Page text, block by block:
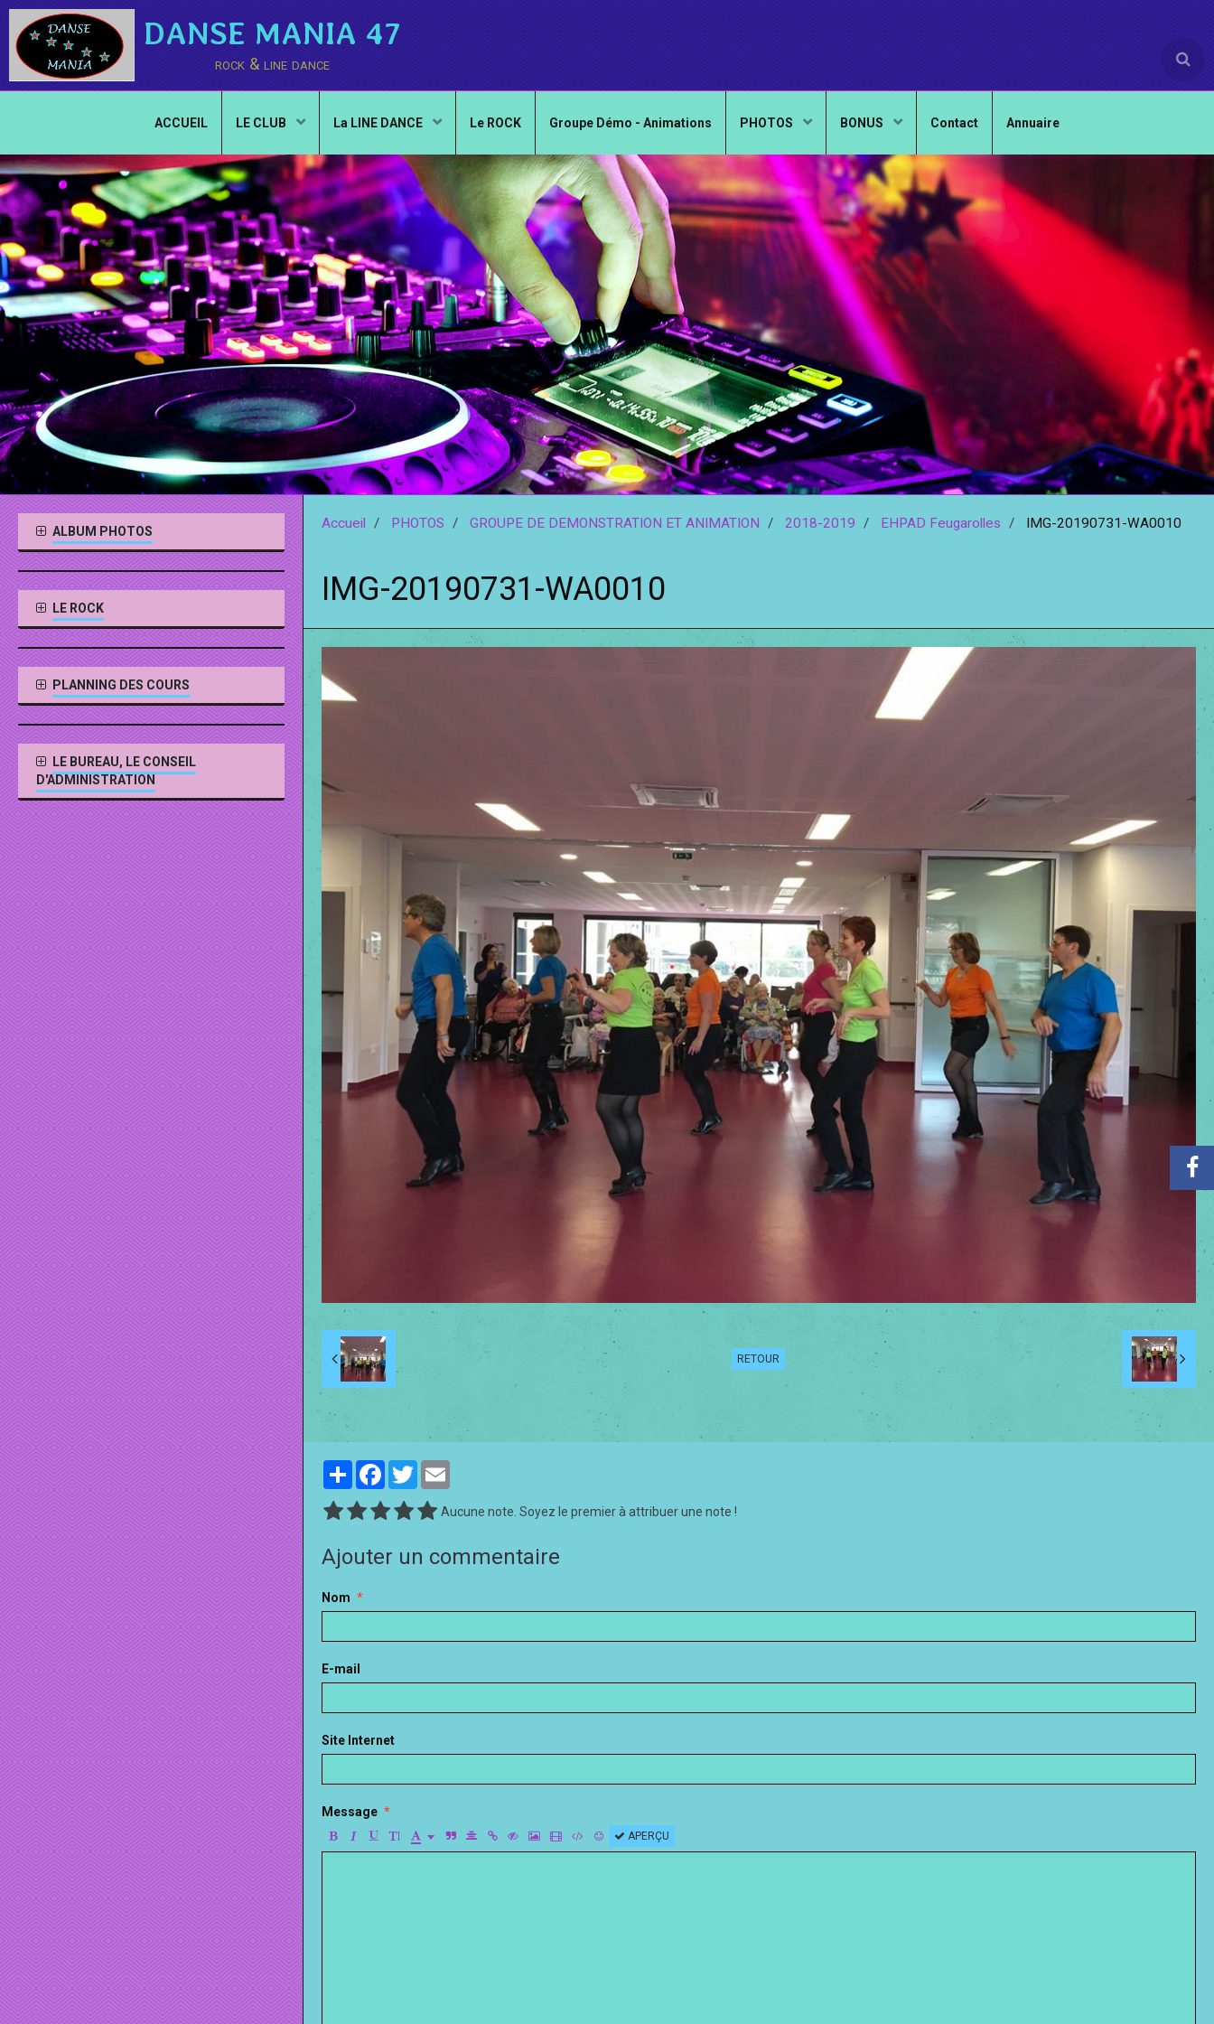
DANSE MANIA 47
rock & line dance
ACCUEIL LE CLUB La LINE DANCE Le ROCK Groupe Démo - Animations PHOTOS BONUS Contact Annuaire
Accueil PHOTOS GROUPE DE DEMONSTRATION ET ANIMATION 2018-2019 EHPAD Feugarolles IMG-20190731-WA0010
IMG-20190731-WA0010
RETOUR
PartagerFacebookTwitter
Aucune note. Soyez le premier à attribuer une note !
Ajouter un commentaire
Nom
E-mail
Site Internet
Message
APERÇU
ALBUM PHOTOS
LE ROCK
PLANNING DES COURS
LE BUREAU, LE CONSEIL
D'ADMINISTRATION